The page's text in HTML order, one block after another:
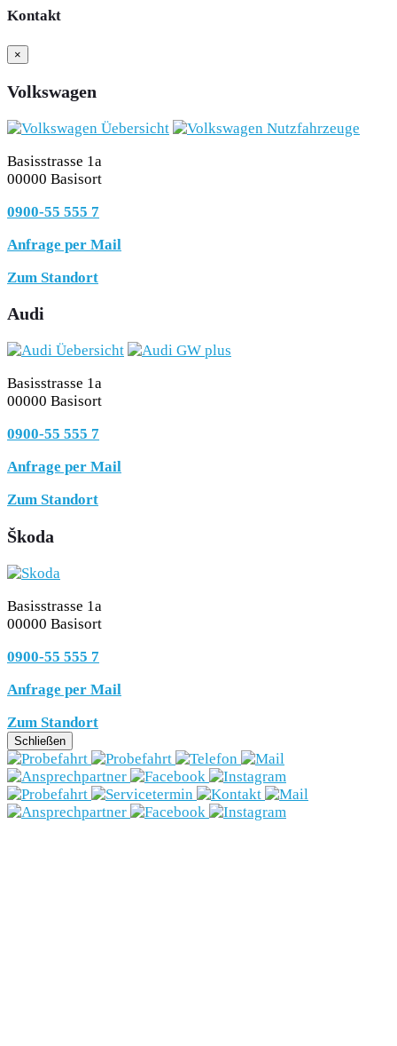
Kontakt
×
Volkswagen
Basisstrasse 1a
00000 Basisort
0900-55 555 7
Anfrage per Mail
Zum Standort
Audi
Basisstrasse 1a
00000 Basisort
0900-55 555 7
Anfrage per Mail
Zum Standort
Škoda
Basisstrasse 1a
00000 Basisort
0900-55 555 7
Anfrage per Mail
Zum Standort
Schließen